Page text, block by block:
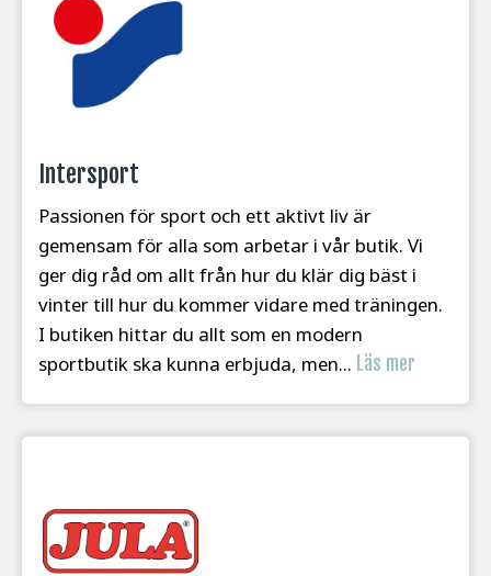
Intersport
Passionen för sport och ett aktivt liv är
gemensam för alla som arbetar i vår butik. Vi
ger dig råd om allt från hur du klär dig bäst i
vinter till hur du kommer vidare med träningen.
I butiken hittar du allt som en modern
sportbutik ska kunna erbjuda, men... Läs mer